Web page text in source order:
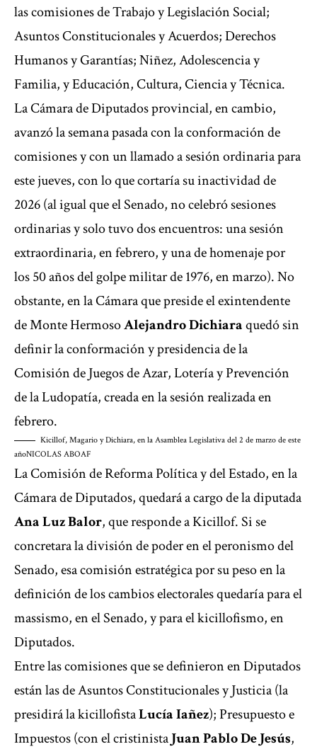
las comisiones de Trabajo y Legislación Social;
Asuntos Constitucionales y Acuerdos; Derechos
Humanos y Garantías; Niñez, Adolescencia y
Familia, y Educación, Cultura, Ciencia y Técnica.
La Cámara de Diputados provincial, en cambio,
avanzó la semana pasada con la conformación de
comisiones y con un llamado a sesión ordinaria para
este jueves, con lo que cortaría su inactividad de
2026 (al igual que el Senado, no celebró sesiones
ordinarias y solo tuvo dos encuentros: una sesión
extraordinaria, en febrero, y una de homenaje por
los 50 años del golpe militar de 1976, en marzo). No
obstante, en la Cámara que preside el exintendente
de Monte HermosoAlejandro Dichiaraquedó sin
definir la conformación y presidencia de la
Comisión de Juegos de Azar, Lotería y Prevención
de la Ludopatía, creada en la sesión realizada en
febrero.
Kicillof, Magario y Dichiara, en la Asamblea Legislativa del 2 de marzo de este
añoNICOLAS ABOAF
La Comisión de Reforma Política y del Estado, en la
Cámara de Diputados, quedará a cargo de la diputada
Ana Luz Balor, que responde a Kicillof. Si se
concretara la división de poder en el peronismo del
Senado, esa comisión estratégica por su peso en la
definición de los cambios electorales quedaría para el
massismo, en el Senado, y para el kicillofismo, en
Diputados.
Entre las comisiones que se definieron en Diputados
están las de Asuntos Constitucionales y Justicia (la
presidirá la kicillofistaLucía Iañez); Presupuesto e
Impuestos (con el cristinistaJuan Pablo De Jesús,